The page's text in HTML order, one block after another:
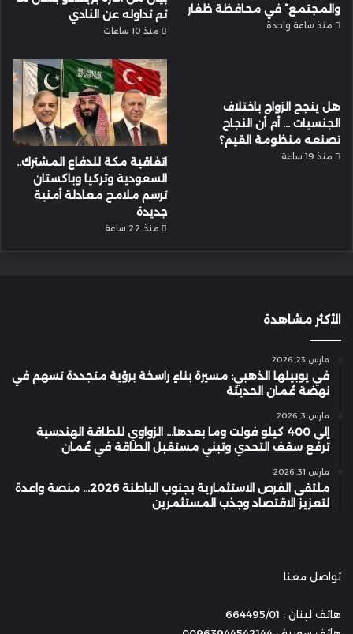
والمجتمع” في محافظة ظفار
منذ ساعة واحدة
تم تداوله عن النادي
منذ 10 ساعات
هل ينجح الزواج باختلاف
الجنسيات … أم أن النجاح
تصنعه منظومة القيم؟
منذ 19 ساعة
اتفاقية مكة للدفاع المشترك..
السعودية وتركيا وباكستان
ترسم ملامح معادلة أمنية
جديدة
منذ 22 ساعة
الأكثر مشاهدة
مارس 23, 2026
في يوبيلها الذهبي: مسيرة بناءٍ راسخة برؤية متجددة تسهم في
نهضة عُمان الحديثة
مارس 3, 2026
إلى 400 كيلو فولت وما بعدها… الزواوي للطاقة الهندسية
ترفع سقف التحدي وتبني مستقبل الطاقة في عُمان
مارس 31, 2026
ملتقى الفرص الاستثمارية بجنوب الباطنة 2026… منصة واعدة
لتعزيز الاقتصاد وجذب المستثمرين
تواصل معنا
هاتف لبنان : 664495/01